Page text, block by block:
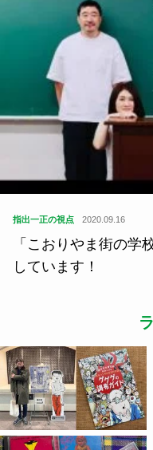
指出一正の視点 2020.09.16
「こおりやま街の学
しています！